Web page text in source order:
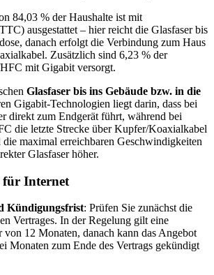
84,03 % der Haushalte ist mit
ausgestattet – hier reicht die Glasfaser bis
danach erfolgt die Verbindung zum Haus
Zusätzlich sind 6,23 % der
mit Gigabit versorgt.
Glasfaser bis ins Gebäude bzw. in die
Gigabit-Technologien liegt darin, dass bei
direkt zum Endgerät führt, während bei
die letzte Strecke über Kupfer/Koaxialkabel
maximal erreichbaren Geschwindigkeiten
Glasfaser höher.
für Internet
Kündigungsfrist: Prüfen Sie zunächst die
Vertrages. In der Regelung gilt eine
von 12 Monaten, danach kann das Angebot
Monaten zum Ende des Vertrags gekündigt